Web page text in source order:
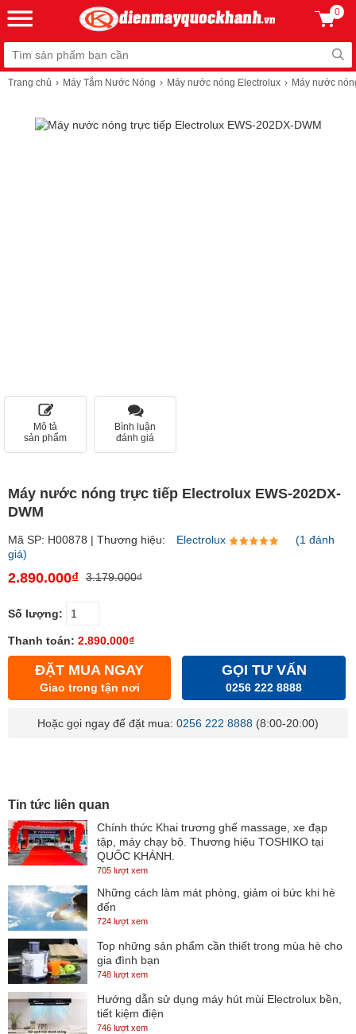
0
Trang chủ Máy Tắm Nước Nóng Máy nước nóng Electrolux Máy nước
Mô tả
sản phẩm
Bình luận
đánh giá
Máy nước nóng trực tiếp Electrolux EWS-202DX-
DWM
Mã SP: H00878 | Thương hiệu: Electrolux
(1 đánh
giá)
2.890.000₫ 3.179.000₫
Số lượng:
Thanh toán: 2.890.000₫
ĐẶT MUA NGAY
Giao trong tận nơi
GỌI TƯ VẤN
0256 222 8888
Hoặc gọi ngay để đặt mua: 0256 222 8888 (8:00-20:00)
Tin tức liên quan
Chính thức Khai trương ghế massage, xe đạp
tập, máy chạy bộ. Thương hiệu TOSHIKO tại
QUỐC KHÁNH.
705 lượt xem
Những cách làm mát phòng, giảm oi bức khi hè
đến
724 lượt xem
Top những sản phẩm cần thiết trong mùa hè cho
gia đình bạn
748 lượt xem
Hướng dẫn sử dụng máy hút mùi Electrolux bền,
tiết kiệm điện
746 lượt xem